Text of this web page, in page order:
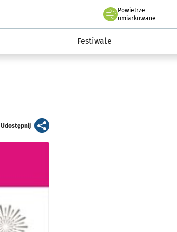
Powietrze
we Wrocławiu
umiarkowane
Festiwale
Udostępnijartykuł